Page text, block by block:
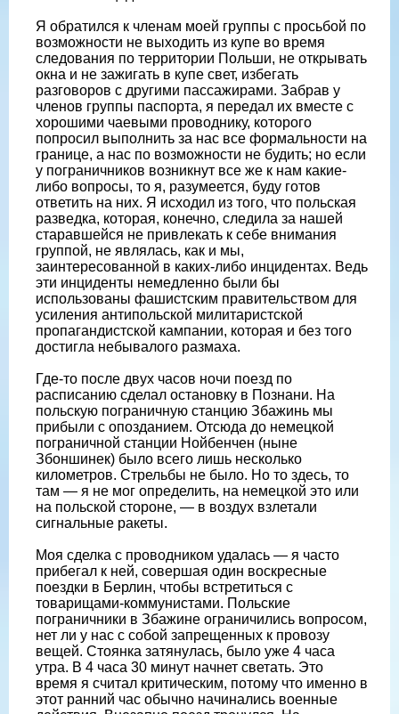
Я обратился к членам моей группы с просьбой по
возможности не выходить из купе во время
следования по территории Польши, не открывать
окна и не зажигать в купе свет, избегать
разговоров с другими пассажирами. Забрав у
членов группы паспорта, я передал их вместе с
хорошими чаевыми проводнику, которого
попросил выполнить за нас все формальности на
границе, а нас по возможности не будить; но если
у пограничников возникнут все же к нам какие-
либо вопросы, то я, разумеется, буду готов
ответить на них. Я исходил из того, что польская
разведка, которая, конечно, следила за нашей
старавшейся не привлекать к себе внимания
группой, не являлась, как и мы,
заинтересованной в каких-либо инцидентах. Ведь
эти инциденты немедленно были бы
использованы фашистским правительством для
усиления антипольской милитаристской
пропагандистской кампании, которая и без того
достигла небывалого размаха.
Где-то после двух часов ночи поезд по
расписанию сделал остановку в Познани. На
польскую пограничную станцию Збажинь мы
прибыли с опозданием. Отсюда до немецкой
пограничной станции Нойбенчен (ныне
Збоншинек) было всего лишь несколько
километров. Стрельбы не было. Но то здесь, то
там — я не мог определить, на немецкой это или
на польской стороне, — в воздух взлетали
сигнальные ракеты.
Моя сделка с проводником удалась — я часто
прибегал к ней, совершая один воскресные
поездки в Берлин, чтобы встретиться с
товарищами-коммунистами. Польские
пограничники в Збажине ограничились вопросом,
нет ли у нас с собой запрещенных к провозу
вещей. Стоянка затянулась, было уже 4 часа
утра. В 4 часа 30 минут начнет светать. Это
время я считал критическим, потому что именно в
этот ранний час обычно начинались военные